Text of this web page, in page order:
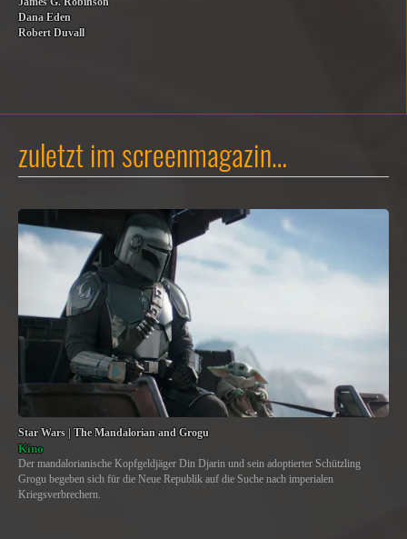
Dana Eden
Robert Duvall
zuletzt im screenmagazin…
Star Wars | The Mandalorian and Grogu
Kino
Der mandalorianische Kopfgeldjäger Din Djarin und sein adoptierter Schützling
Grogu begeben sich für die Neue Republik auf die Suche nach imperialen
Kriegsverbrechern.